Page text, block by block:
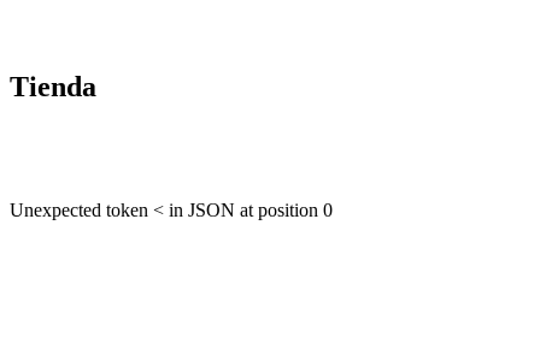
Tienda
Unexpected token < in JSON at position 0